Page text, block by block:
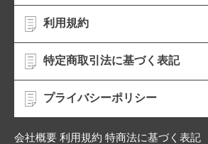
利用規約
特定商取引法に基づく表記
プライバシーポリシー
会社概要 利用規約 特商法に基づく表記